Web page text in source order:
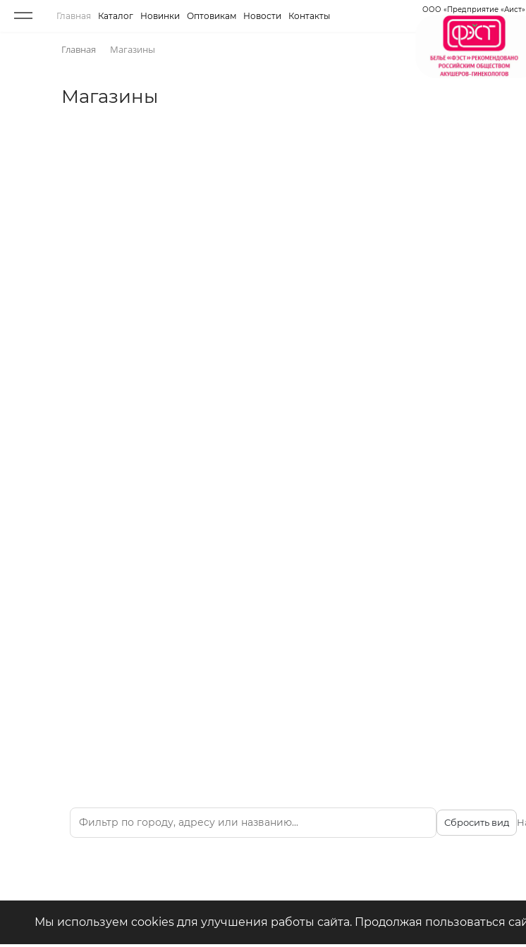
Главная Каталог Новинки Оптовикам Новости Контакты
ООО «Предприятие «Аист»
Главная Магазины
Магазины
Сбросить вид
+7 (4942) 39-18-18
— Отдел продаж
Где купить в магазинах
Мы используем cookies для улучшения работы сайта. Продолжая пользоваться